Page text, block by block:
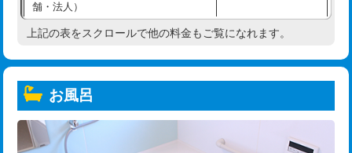
舗・法人）
高度高圧洗浄換 現地調査
トーラー機使用/3mまで
追加トーラー機使用/3m超え
上記の表をスクロールで他の料金もご覧になれます。
お風呂